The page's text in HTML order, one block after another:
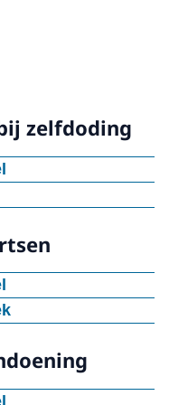
zelfdoding
Flevoland en Utrecht
en Zeeland
en Limburg
5167
216